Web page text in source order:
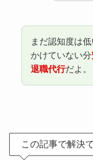
まだ認知度は
かけていない分
退職代行だよ。
この記事で解決